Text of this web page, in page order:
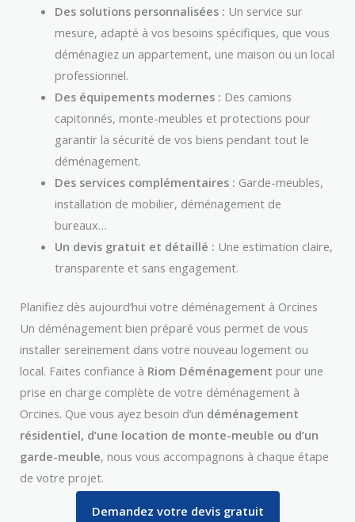
Des solutions personnalisées : Un service sur
mesure, adapté à vos besoins spécifiques, que vous
déménagiez un appartement, une maison ou un local
professionnel.
Des équipements modernes : Des camions
capitonnés, monte-meubles et protections pour
garantir la sécurité de vos biens pendant tout le
déménagement.
Des services complémentaires : Garde-meubles,
installation de mobilier, déménagement de
bureaux…
Un devis gratuit et détaillé : Une estimation claire,
transparente et sans engagement.
Planifiez dès aujourd’hui votre déménagement à Orcines
Un déménagement bien préparé vous permet de vous
installer sereinement dans votre nouveau logement ou
local. Faites confiance à Riom Déménagement pour une
prise en charge complète de votre déménagement à
Orcines. Que vous ayez besoin d’un déménagement
résidentiel, d’une location de monte-meuble ou d’un
garde-meuble, nous vous accompagnons à chaque étape
de votre projet.
Demandez votre devis gratuit